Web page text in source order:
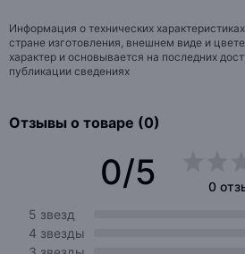
Информация о технических
стране изготовления, внешнем виде и
характер и основывается на последних
публикации сведениях
Отзывы о товаре (0)
0/5
0
5 звезд
4 звезды